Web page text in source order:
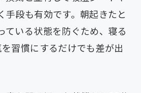
手段も有効です。朝起きたと
ている状態を防ぐため、寝る
習慣にするだけでも差が出